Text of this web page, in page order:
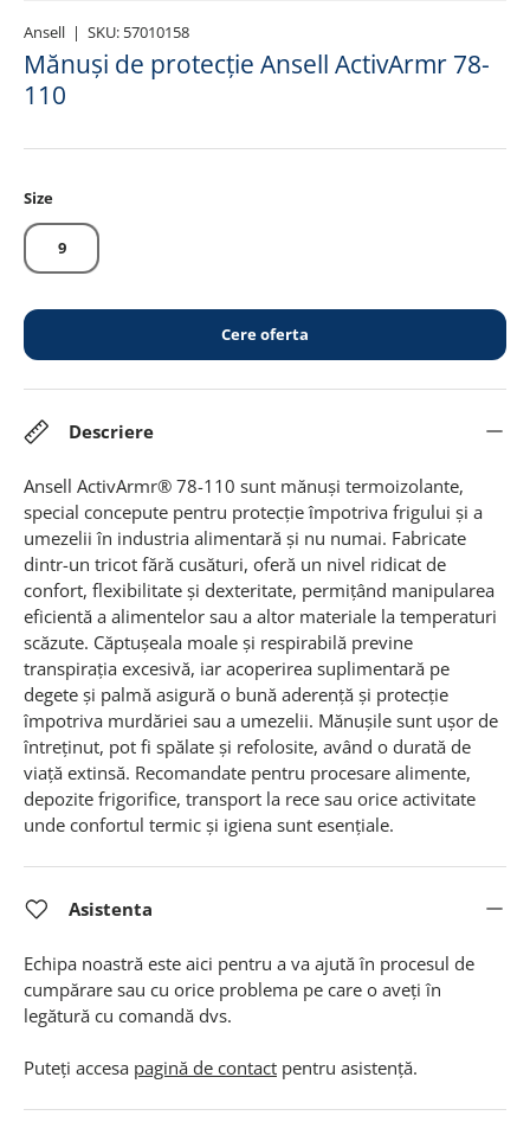
Ansell | SKU: 57010158
Mănuși de protecție Ansell ActivArmr 78-
110
Size
9
Cere oferta
Descriere
Ansell ActivArmr® 78-110 sunt mănuși termoizolante,
special concepute pentru protecție împotriva frigului și a
umezelii în industria alimentară și nu numai. Fabricate
dintr-un tricot fără cusături, oferă un nivel ridicat de
confort, flexibilitate și dexteritate, permițând manipularea
eficientă a alimentelor sau a altor materiale la temperaturi
scăzute. Căptușeala moale și respirabilă previne
transpirația excesivă, iar acoperirea suplimentară pe
degete și palmă asigură o bună aderență și protecție
împotriva murdăriei sau a umezelii. Mănușile sunt ușor de
întreținut, pot fi spălate și refolosite, având o durată de
viață extinsă. Recomandate pentru procesare alimente,
depozite frigorifice, transport la rece sau orice activitate
unde confortul termic și igiena sunt esențiale.
Asistenta
Echipa noastră este aici pentru a va ajută în procesul de
cumpărare sau cu orice problema pe care o aveți în
legătură cu comandă dvs.
Puteți accesa pagină de contact pentru asistență.